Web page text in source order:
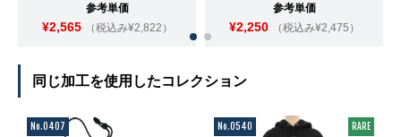
参考単価
¥2,565 （税込み¥2,822）
参考単価
¥2,250 （税込み¥2,475）
同じ加工を使用したコレクション
No.0407 No.0540 RARE